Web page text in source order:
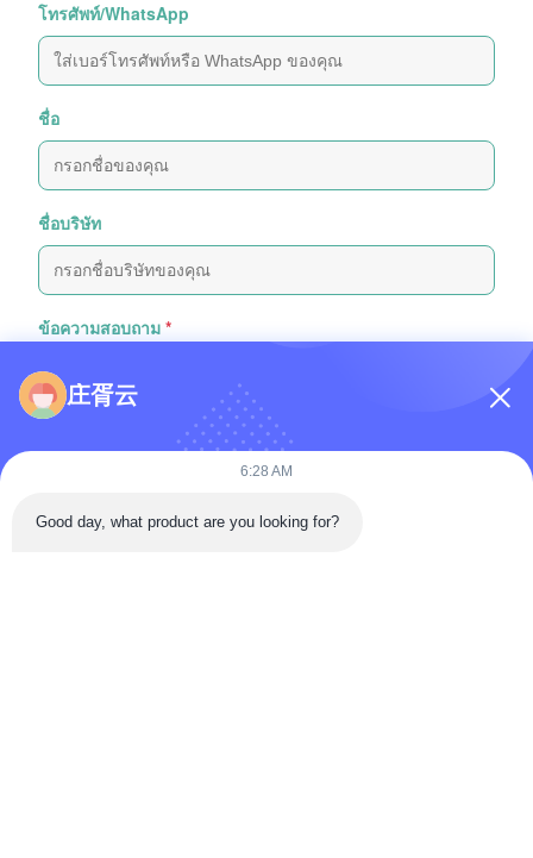
โทรศัพท์/WhatsApp
ชื่อ
ชื่อบริษัท
ข้อความสอบถาม *
แนบไฟล์
庄胥云
6:28 AM
Good day, what product are you looking for?